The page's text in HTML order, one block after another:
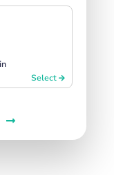
Select